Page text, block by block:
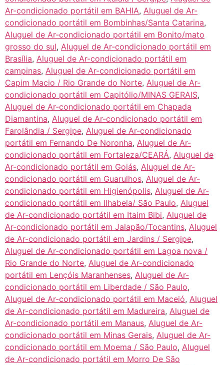
Ar-condicionado portátil em BAHIA, Aluguel de Ar-
condicionado portátil em Bombinhas/Santa Catarina,
Aluguel de Ar-condicionado portátil em Bonito/mato
grosso do sul, Aluguel de Ar-condicionado portátil em
Brasília, Aluguel de Ar-condicionado portátil em
campinas, Aluguel de Ar-condicionado portátil em
Capim Macio / Rio Grande do Norte, Aluguel de Ar-
condicionado portátil em Capitólio/MINAS GERAIS,
Aluguel de Ar-condicionado portátil em Chapada
Diamantina, Aluguel de Ar-condicionado portátil em
Farolândia / Sergipe, Aluguel de Ar-condicionado
portátil em Fernando De Noronha, Aluguel de Ar-
condicionado portátil em Fortaleza/CEARÁ, Aluguel de
Ar-condicionado portátil em Goiás, Aluguel de Ar-
condicionado portátil em Guarulhos, Aluguel de Ar-
condicionado portátil em Higienópolis, Aluguel de Ar-
condicionado portátil em Ilhabela/ São Paulo, Aluguel
de Ar-condicionado portátil em Itaim Bibi, Aluguel de
Ar-condicionado portátil em Jalapão/Tocantins, Aluguel
de Ar-condicionado portátil em Jardins / Sergipe,
Aluguel de Ar-condicionado portátil em Lagoa nova /
Rio Grande do Norte, Aluguel de Ar-condicionado
portátil em Lençóis Maranhenses, Aluguel de Ar-
condicionado portátil em Liberdade / São Paulo,
Aluguel de Ar-condicionado portátil em Maceió, Aluguel
de Ar-condicionado portátil em Madureira, Aluguel de
Ar-condicionado portátil em Manaus, Aluguel de Ar-
condicionado portátil em Minas Gerais, Aluguel de Ar-
condicionado portátil em Moema / São Paulo, Aluguel
de Ar-condicionado portátil em Morro De São